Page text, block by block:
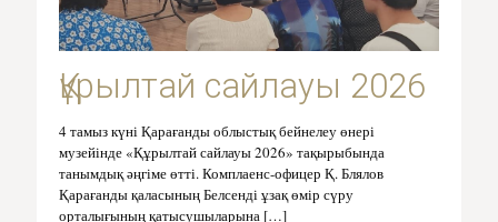
Құрылтай сайлауы 2026
4 тамыз күні Қарағанды облыстық бейнелеу өнері
музейінде «Құрылтай сайлауы 2026» тақырыбында
танымдық әңгіме өтті. Комплаенс-офицер Қ. Блялов
Қарағанды қаласының Белсенді ұзақ өмір сүру
орталығының қатысушыларына […]